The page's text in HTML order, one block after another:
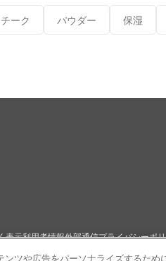
チーク パウダー 保湿
表示利用者情報外部通信プライバシーポ
イトマップお問い合わせ企業情報採用情報
ツや広告をパーソナライズするため